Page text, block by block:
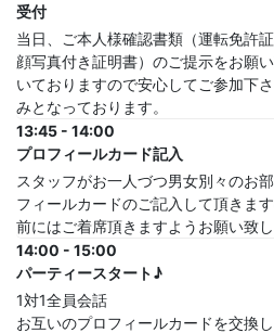
受付
当日、ご本人様確認書類（運転免許
顔写真付き証明書）のご提示をお願
いておりますので安心してご参加下
みとなっております。
13:45 - 14:00
プロフィールカード記入
スタッフがお一人づつ男女別々のお
フィールカードのご記入して頂きま
前にはご着席頂きますようお願い致し
14:00 - 15:00
パーティースタート♪
1対1全員会話
お互いのプロフィールカードを交換